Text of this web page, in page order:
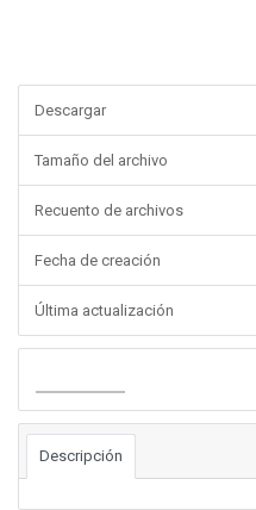
Descargar
Tamaño del archivo
Recuento de archivos
Fecha de creación
Última actualización
Descripción